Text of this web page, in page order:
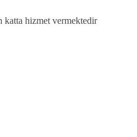
hizmet vermektedir